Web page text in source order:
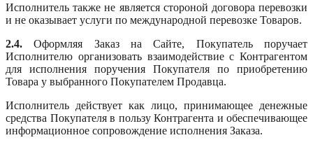
Исполнитель также не является стороной договора перевозки
и не оказывает услуги по международной перевозке Товаров.
2.4. Оформляя Заказ на Сайте, Покупатель поручает
Исполнителю организовать взаимодействие с Контрагентом
для исполнения поручения Покупателя по приобретению
Товара у выбранного Покупателем Продавца.
Исполнитель действует как лицо, принимающее денежные
средства Покупателя в пользу Контрагента и обеспечивающее
информационное сопровождение исполнения Заказа.